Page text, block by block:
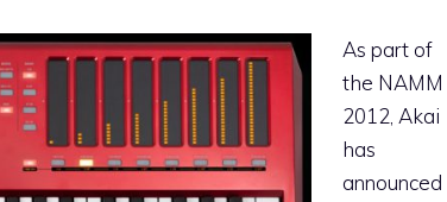
As part of
the NAMM
2012, Akai
has
announced